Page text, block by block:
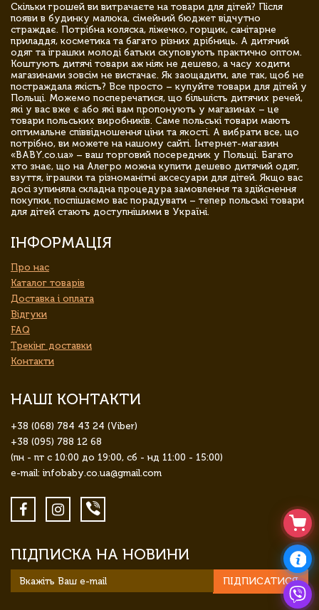
Скільки грошей ви витрачаєте на товари для дітей? Після
появи в будинку малюка, сімейний бюджет відчутно
страждає. Потрібна коляска, ліжечко, горщик, санітарне
приладдя, косметика та багато різних дрібниць. А дитячий
одяг та іграшки молоді батьки скуповують практично оптом.
Коштують дитячі товари аж ніяк не дешево, а часу ходити
магазинами зовсім не вистачає. Як заощадити, але так, щоб не
постраждала якість? Все просто – купуйте товари для дітей у
Польщі. Можемо посперечатися, що більшість дитячих речей,
які у вас вже є або які вам пропонують у магазинах – це
товари польських виробників. Саме польські товари мають
оптимальне співвідношення ціни та якості. А вибрати все, що
потрібно, ви можете на нашому сайті. Інтернет-магазин
«BABY.co.ua» – ваш торговий посередник у Польщі. Багато
хто знає, що на Алегро можна купити дешево дитячий одяг,
взуття, іграшки та різноманітні аксесуари для дітей. Якщо вас
досі зупиняла складна процедура замовлення та здійснення
покупки, поспішаємо вас порадувати – тепер польські товари
для дітей стають доступнішими в Україні.
ІНФОРМАЦІЯ
Про нас
Каталог товарів
Доставка і оплата
Відгуки
FAQ
Трекінг доставки
Контакти
НАШІ КОНТАКТИ
+38 (068) 784 43 24 (Viber)
+38 (095) 788 12 68
(пн - пт с 10:00 до 19:00, сб - нд 11:00 - 15:00)
e-mail: infobaby.co.ua@gmail.com
ПІДПИСКА НА НОВИНИ
ПІДПИСАТИСЯ